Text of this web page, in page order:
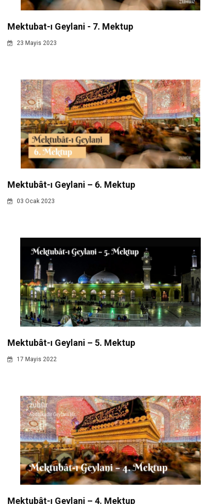
Mektubat-ı Geylani - 7. Mektup
23 Mayis 2023
Mektubât-ı Geylani – 6. Mektup
03 Ocak 2023
Mektubât-ı Geylani – 5. Mektup
17 Mayis 2022
Mektubât-ı Geylani – 4. Mektup